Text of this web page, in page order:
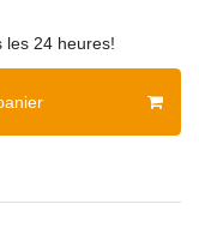
les 24 heures!